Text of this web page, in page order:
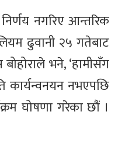
नगरिए आन्तरिक
ढुवानी २५ गतेबाट
भने, ‘हामीसँग
नभएपछि
घोषणा गरेका छौं ।